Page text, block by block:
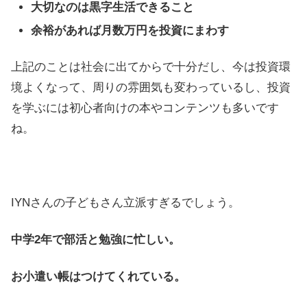
大切なのは黒字生活できること
余裕があれば月数万円を投資にまわす
上記のことは社会に出てからで十分だし、今は投資環
境よくなって、周りの雰囲気も変わっているし、投資
を学ぶには初心者向けの本やコンテンツも多いです
ね。
IYNさんの子どもさん立派すぎるでしょう。
中学2年で部活と勉強に忙しい。
お小遣い帳はつけてくれている。